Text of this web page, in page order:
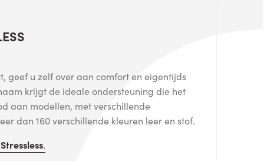
geef u zelf over aan comfort en eigentijds
krijgt de ideale ondersteuning die het
aan modellen, met verschillende
dan 160 verschillende kleuren leer en stof.
Stressless.